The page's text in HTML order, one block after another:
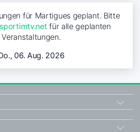
für Martigues geplant. Bitte
sportimtv.net für alle geplanten
Veranstaltungen.
06. Aug. 2026